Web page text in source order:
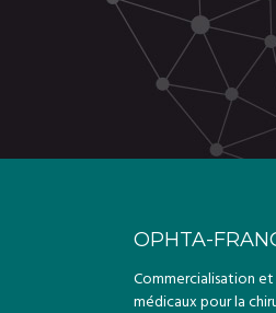
OPHTA-
Commercialisation
médicaux pour la